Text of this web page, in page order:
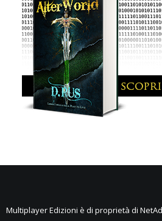
Multiplayer Edizioni è di proprietà di